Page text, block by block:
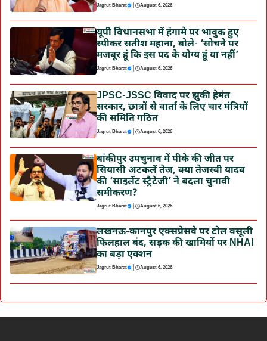
Jagrut Bharat | August 6, 2026
यूपी विधानसभा में हंगामे पर भावुक हुए
स्पीकर सतीश महाना, बोले- ‘सोचने पर
मजबूर हूं कि इस पद के योग्य हूं या नहीं’
Jagrut Bharat | August 6, 2026
JPSC-JSSC विवाद पर झुकी हेमंत
सरकार, छात्रों से वार्ता के लिए चार मंत्रियों
की समिति गठित
Jagrut Bharat | August 6, 2026
बांकीपुर उपचुनाव में पीके की जीत पर
सियासी अटकलें तेज, क्या तेजस्वी यादव
की ‘साइलेंट स्ट्रैटेजी’ ने बदला चुनावी
समीकरण?
Jagrut Bharat | August 6, 2026
लखनऊ-कानपुर एक्सप्रेसवे पर टोल वसूली
फिलहाल बंद, सड़क की खामियों पर NHAI
का बड़ा एक्शन
Jagrut Bharat | August 6, 2026